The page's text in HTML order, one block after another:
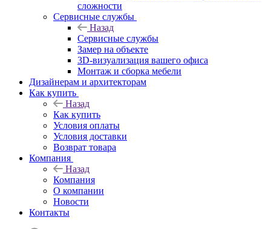
сложности
Сервисные службы
Назад
Сервисные службы
Замер на объекте
3D-визуализация вашего офиса
Монтаж и сборка мебели
Дизайнерам и архитекторам
Как купить
Назад
Как купить
Условия оплаты
Условия доставки
Возврат товара
Компания
Назад
Компания
О компании
Новости
Контакты